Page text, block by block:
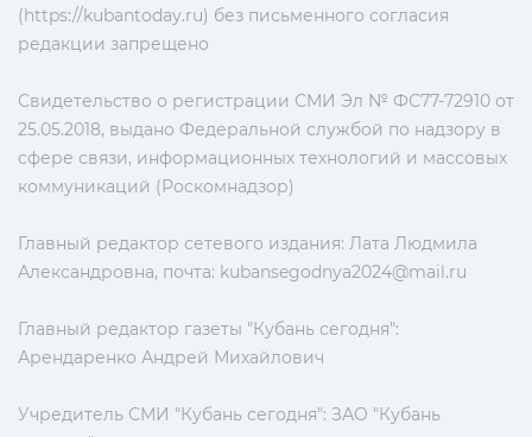
(https://kubantoday.ru) без письменного согласия
редакции запрещено
Свидетельство о регистрации СМИ Эл № ФС77-72910 от
25.05.2018, выдано Федеральной службой по надзору в
сфере связи, информационных технологий и массовых
коммуникаций (Роскомнадзор)
Главный редактор сетевого издания: Лата Людмила
Александровна, почта: kubansegodnya2024@mail.ru
Главный редактор газеты "Кубань сегодня":
Арендаренко Андрей Михайлович
Учредитель СМИ "Кубань сегодня": ЗАО "Кубань